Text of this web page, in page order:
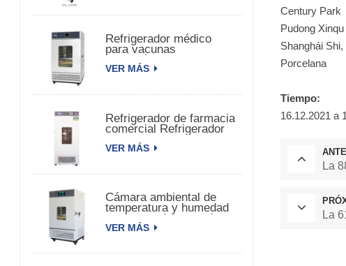
Refrigerador médico
para vacunas
farmacéuticas
biomédicas
VER MÁS
Refrigerador de farmacia
comercial Refrigerador
farmacéuticas
VER MÁS
Cámara ambiental de
temperatura y humedad
constante de una sola
puerta.
VER MÁS
Century Park
Pudong Xinqu
Shanghái Shi,
Porcelana
Tiempo:
16.12.2021 a
La
La